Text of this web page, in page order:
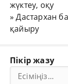
жүктеу, оқу
»Дастархан
қайыру
Пікір жазу